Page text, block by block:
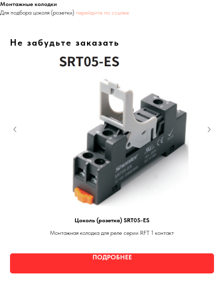
Монтажные колодки
Для подбора цоколя (розетки) перейдите по ссылке
Не забудьте заказать
Цоколь (розетка) SRT05-ES
Монтажная колодка для реле серии RFT 1 контакт
ПОДРОБНЕЕ